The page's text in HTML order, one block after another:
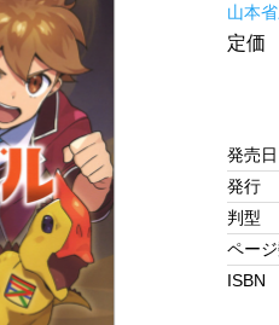
山本省
定価
発売日
発行
判型
ペー
ISBN